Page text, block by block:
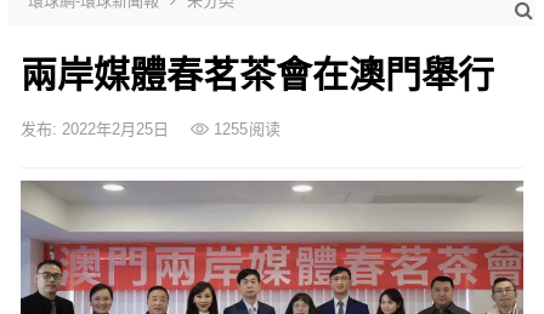
兩岸媒體春茗茶會在澳門舉行
发布: 2022年2月25日 1255阅读